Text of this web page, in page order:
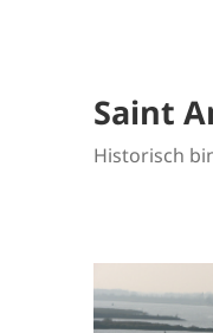
Saint
Historisch